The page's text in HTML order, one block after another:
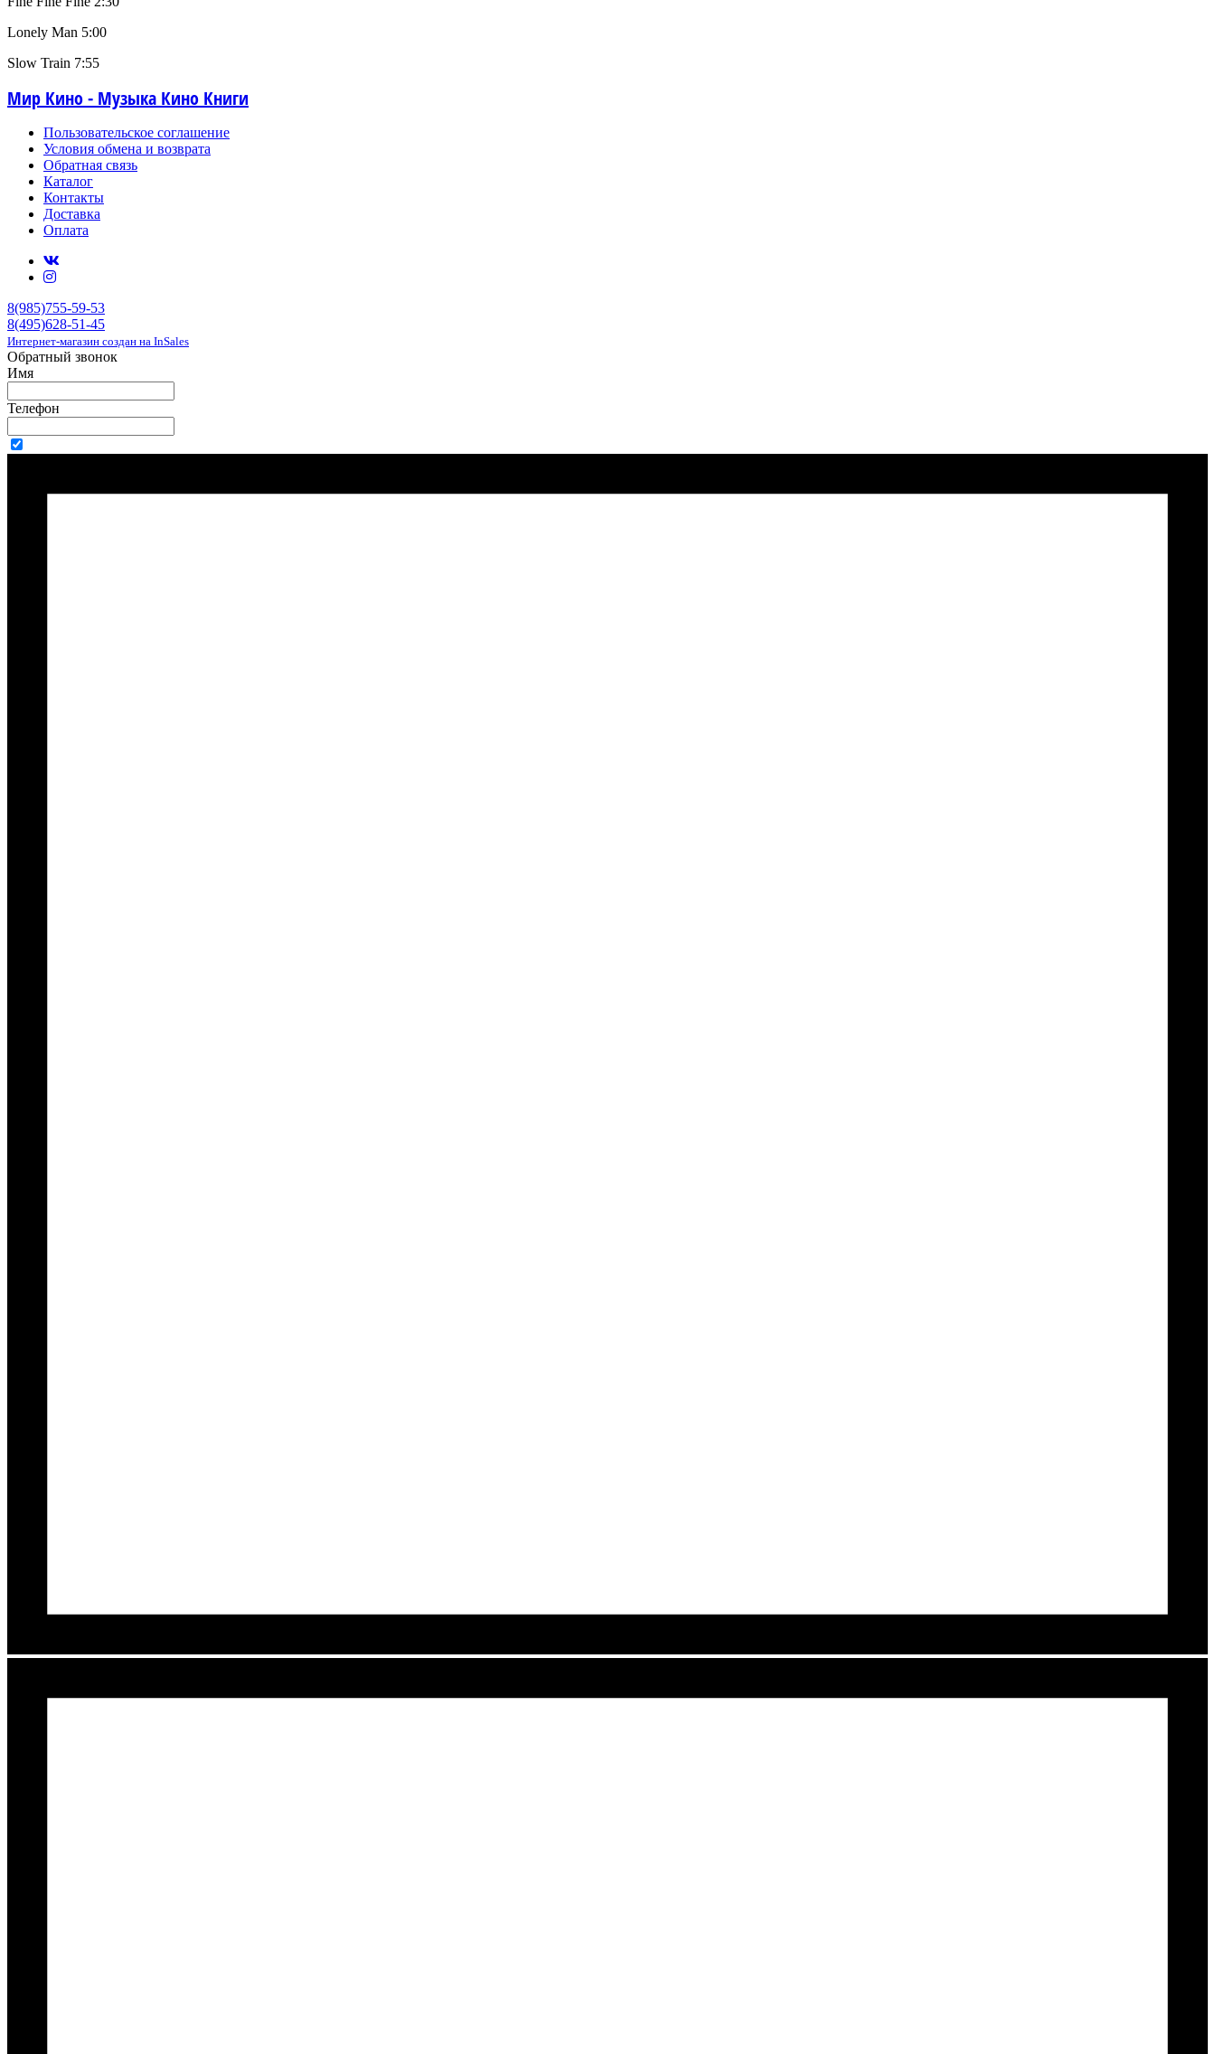
Lonely Man 5:00
Slow Train 7:55
Мир Кино - Музыка Кино Книги
Пользовательское соглашение
Условия обмена и возврата
Обратная связь
Каталог
Контакты
Доставка
Оплата
8(985)755-59-53
8(495)628-51-45
Интернет-магазин создан на InSales
Обратный звонок
Имя
Телефон